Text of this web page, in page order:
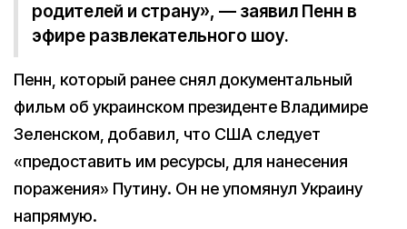
родителей и страну», — заявил Пенн в
эфире развлекательного шоу.
Пенн, который ранее снял документальный
фильм об украинском президенте Владимире
Зеленском, добавил, что США следует
«предоставить им ресурсы, для нанесения
поражения» Путину. Он не упомянул Украину
напрямую.